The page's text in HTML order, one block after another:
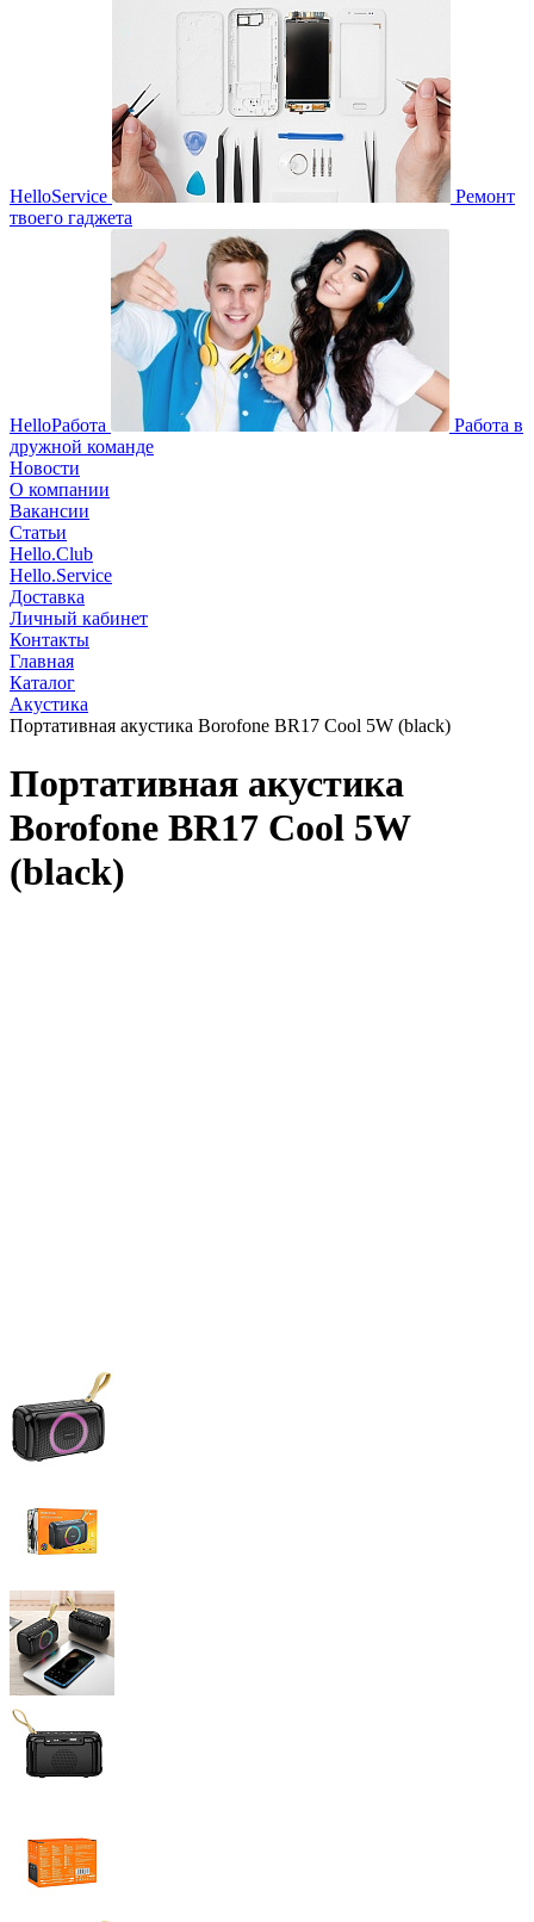
HelloService
Ремонт
твоего гаджета
HelloРабота
Работа в
дружной команде
Новости
О компании
Вакансии
Статьи
Hello.Club
Hello.Service
Доставка
Личный кабинет
Контакты
Главная
Каталог
Акустика
Портативная акустика Borofone BR17 Cool 5W (black)
Портативная акустика
Borofone BR17 Cool 5W
(black)